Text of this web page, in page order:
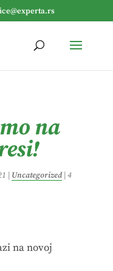
na
Uncategorized |4
na novoj